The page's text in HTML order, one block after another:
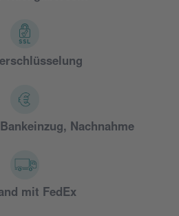
Nachnahme
mit FedEx